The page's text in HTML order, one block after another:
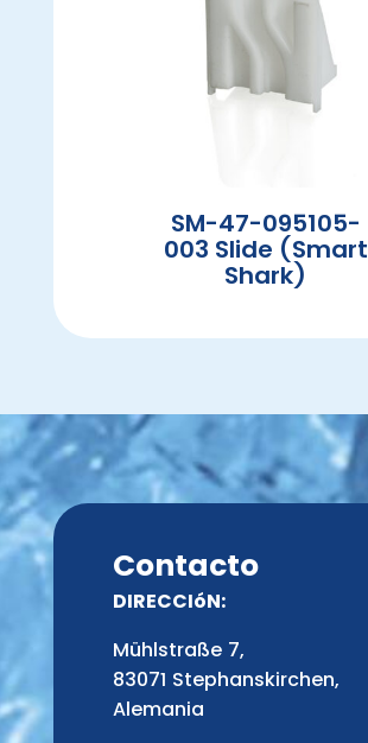
SM-47-095105-
003 Slide (Smart
Shark)
Contacto
DIRECCIóN:
Mühlstraße 7,
83071 Stephanskirchen,
Alemania